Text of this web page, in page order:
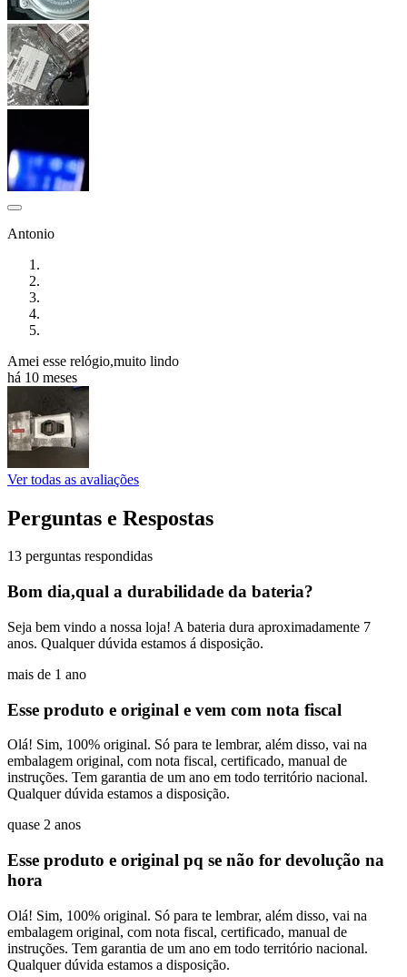
Antonio
Amei esse relógio,muito lindo
há 10 meses
Ver todas as avaliações
Perguntas e Respostas
13 perguntas respondidas
Bom dia,qual a durabilidade da bateria?
Seja bem vindo a nossa loja! A bateria dura aproximadamente 7
anos. Qualquer dúvida estamos á disposição.
mais de 1 ano
Esse produto e original e vem com nota fiscal
Olá! Sim, 100% original. Só para te lembrar, além disso, vai na
embalagem original, com nota fiscal, certificado, manual de
instruções. Tem garantia de um ano em todo território nacional.
Qualquer dúvida estamos a disposição.
quase 2 anos
Esse produto e original pq se não for devolução na
hora
Olá! Sim, 100% original. Só para te lembrar, além disso, vai na
embalagem original, com nota fiscal, certificado, manual de
instruções. Tem garantia de um ano em todo território nacional.
Qualquer dúvida estamos a disposição.